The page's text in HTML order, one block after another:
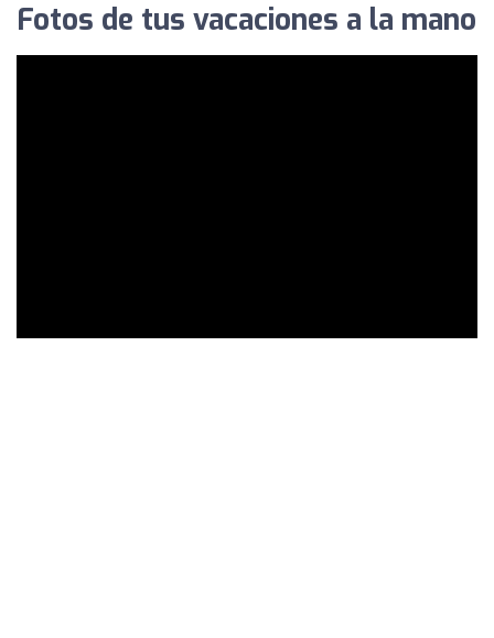
Fotos de tus vacaciones a la mano